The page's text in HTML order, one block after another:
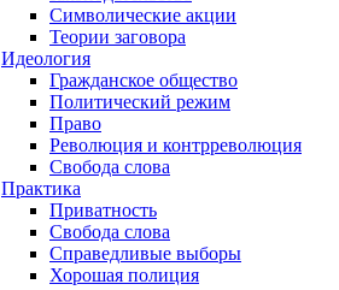
Символические акции
Теории заговора
Идеология
Гражданское общество
Политический режим
Право
Революция и контрреволюция
Свобода слова
Практика
Приватность
Свобода слова
Справедливые выборы
Хорошая полиция